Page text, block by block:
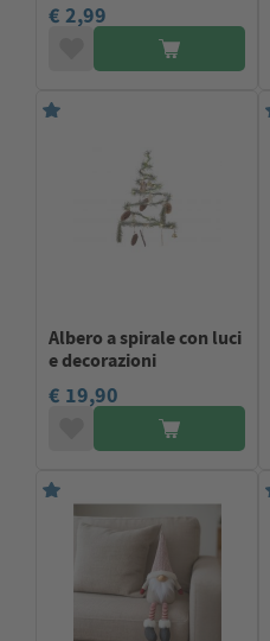
€ 2,99
Albero a spirale con luci
e decorazioni
€ 19,90